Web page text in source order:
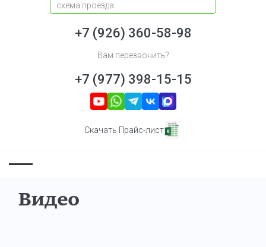
схема проезда
+7 (926) 360-58-98
Вам перезвонить?
+7 (977) 398-15-15
Скачать Прайс-лист
Видео